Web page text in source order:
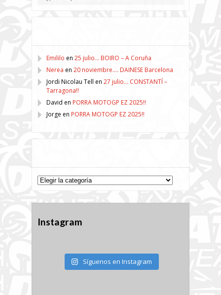
Emililo en 25 julio… BOIRO – A Coruña
Nerea en 20 noviembre…. DAINESE Barcelona
Jordi Nicolau Tell en 27 julio… CONSTANTÍ –
Tarragona!!
David en PORRA MOTOGP EZ 2025!!
Jorge en PORRA MOTOGP EZ 2025!!
Categorías
Instagram
Síguenos en Instagram